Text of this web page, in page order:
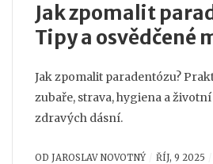
Jak zpomalit
Tipy a osvědčené
Jak zpomalit paradentózu?
zubaře, strava, hygiena a
zdravých dásní.
OD JAROSLAV NOVOTNÝ ŘÍJ, 9 2025